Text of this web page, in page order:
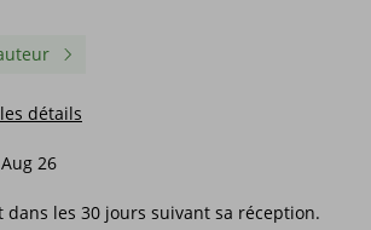
détails
26
les 30 jours suivant sa réception.